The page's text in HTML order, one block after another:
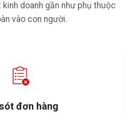
doanh gần như phụ thuộc
vào con người.
đơn hàng